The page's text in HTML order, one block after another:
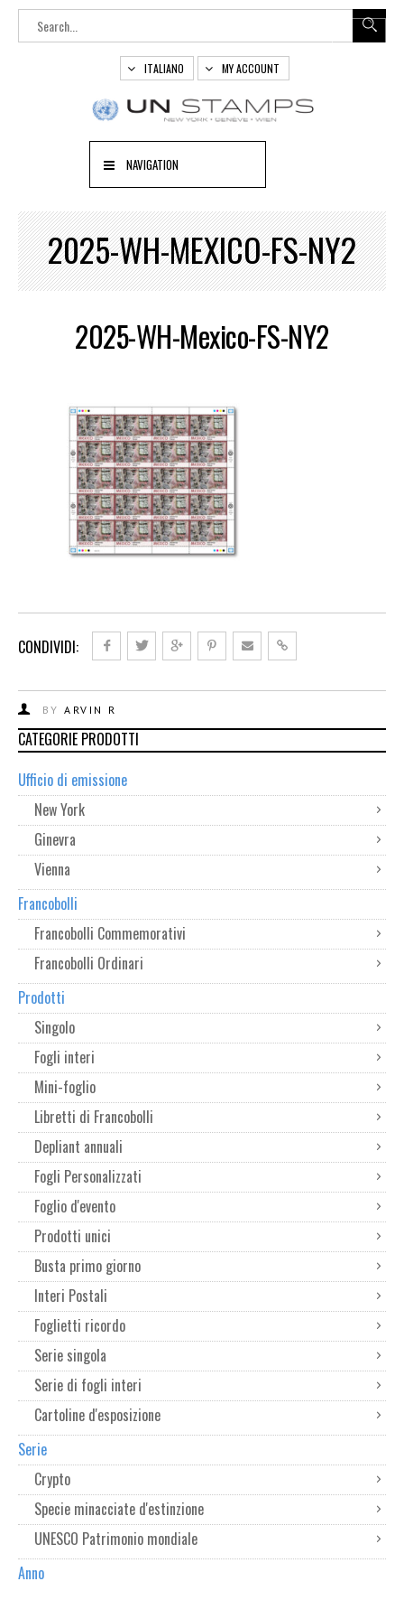
ITALIANO MY ACCOUNT
NAVIGATION
2025-WH-MEXICO-FS-NY2
2025-WH-Mexico-FS-NY2
CONDIVIDI:
BY ARVIN R
CATEGORIE PRODOTTI
Ufficio di emissione
New York
Ginevra
Vienna
Francobolli
Francobolli Commemorativi
Francobolli Ordinari
Prodotti
Singolo
Fogli interi
Mini-foglio
Libretti di Francobolli
Depliant annuali
Fogli Personalizzati
Foglio d'evento
Prodotti unici
Busta primo giorno
Interi Postali
Foglietti ricordo
Serie singola
Serie di fogli interi
Cartoline d'esposizione
Serie
Crypto
Specie minacciate d'estinzione
UNESCO Patrimonio mondiale
Anno